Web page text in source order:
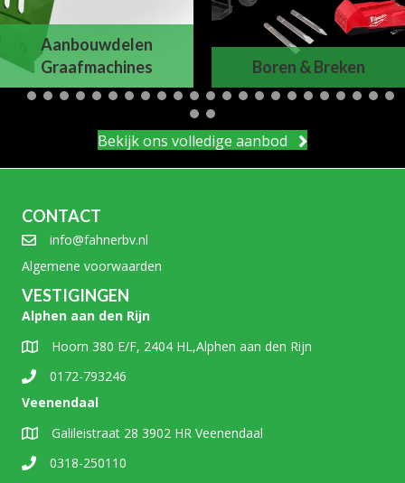
Aanbouwdelen
Graafmachines
Boren & Breken
Bekijk ons volledige aanbod
CONTACT
info@fahnerbv.nl
Algemene voorwaarden
VESTIGINGEN
Alphen aan den Rijn
Hoorn 380 E/F, 2404 HL,Alphen aan den Rijn
0172-793246
Veenendaal
Galileistraat 28 3902 HR Veenendaal
0318-250110